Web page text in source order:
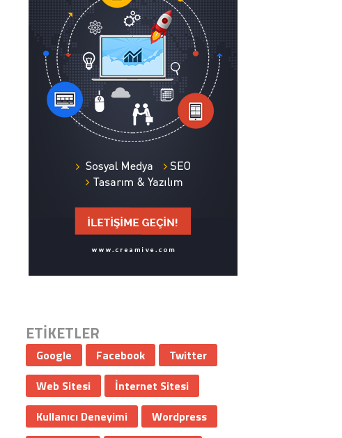
ETİKETLER
Google Facebook
Twitter
Web Sitesi
İnternet Sitesi
Kullanıcı Deneyimi
Wordpress